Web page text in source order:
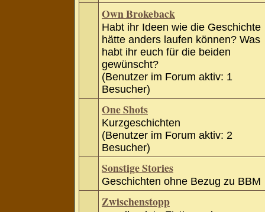
Own Brokeback
Habt ihr Ideen wie die Geschichte
hätte anders laufen können? Was
habt ihr euch für die beiden
gewünscht?
(Benutzer im Forum aktiv: 1
Besucher)
One Shots
Kurzgeschichten
(Benutzer im Forum aktiv: 2
Besucher)
Sonstige Stories
Geschichten ohne Bezug zu BBM
Zwischenstopp